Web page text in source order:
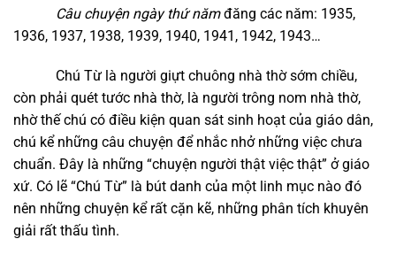
Câu chuyện ngày thứ nămđăng các năm: 1935,
1936, 1937, 1938, 1939, 1940, 1941, 1942, 1943…
Chú Từ là người giựt chuông nhà thờ sớm chiều,
còn phải quét tước nhà thờ, là người trông nom nhà thờ,
nhờ thế chú có điều kiện quan sát sinh hoạt của giáo dân,
chú kể những câu chuyện để nhắc nhở những việc chưa
chuẩn. Đây là những “chuyện người thật việc thật” ở giáo
xứ. Có lẽ “Chú Từ” là bút danh của một linh mục nào đó
nên những chuyện kể rất cặn kẽ, những phân tích khuyên
giải rất thấu tình.